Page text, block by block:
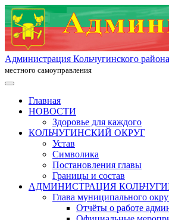
Администрация Кольчугинского района
местного самоуправления
Главная
НОВОСТИ
Здоровье для каждого
КОЛЬЧУГИНСКИЙ ОКРУГ
Устав
Символика
Постановления главы
Границы и состав
АДМИНИСТРАЦИЯ
Глава муниципального
Отчёты о работе